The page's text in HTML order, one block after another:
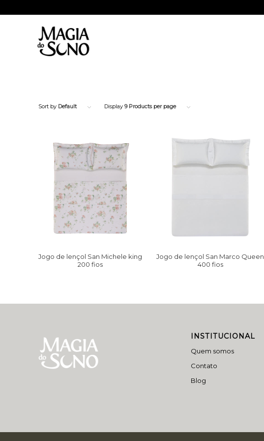
Sort by Default Display 9 Products per page
Jogo de lençol San Michele king
200 fios
Jogo de lençol San Marco Queen
400 fios
INSTITUCIONAL
Quem somos
Contato
Blog